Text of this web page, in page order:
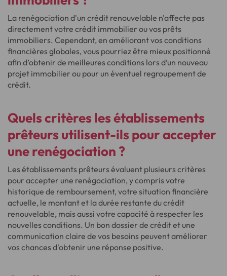
La renégociation d'un crédit renouvelable n'affecte pas
directement votre crédit immobilier ou vos prêts
immobiliers. Cependant, en améliorant vos conditions
financières globales, vous pourriez être mieux positionné
afin d’obtenir de meilleures conditions lors d’un nouveau
projet immobilier ou pour un éventuel regroupement de
crédit.
Quels critères les établissements
prêteurs utilisent-ils pour accepter
une renégociation ?
Les établissements prêteurs évaluent plusieurs critères
pour accepter une renégociation, y compris votre
historique de remboursement, votre situation financière
actuelle, le montant et la durée restante du crédit
renouvelable, mais aussi votre capacité à respecter les
nouvelles conditions. Un bon dossier de crédit et une
communication claire de vos besoins peuvent améliorer
vos chances d'obtenir une réponse positive.